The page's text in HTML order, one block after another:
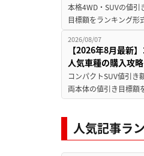
本格4WD・SUVの値
目標額をランキング
2026/08/07
【2026年8月最新
人気車種の購入攻
コンパクトSUV値引
両本体の値引き目標額
人気記事ラ